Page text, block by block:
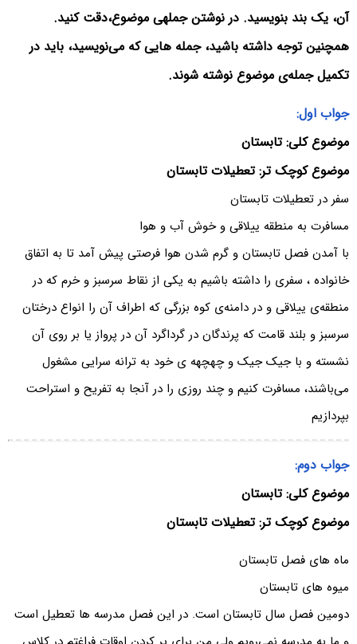
آن، یک بند بنویسید. در نوشتن جملهی موضوع،دقت کنید.
همچنین توجه داشته باشید، جمله هایی که می‌نویسید، باید در
تکمیل جمله‌ی موضوع نوشته شوند.
جواب اول:
موضوع کلی: تابستان
موضوع کوچک تر: تعطیلات تابستان
سفر در تعطیلات تابستان
مسافرت به منطقه ییلاقی و خوش آب و هوا
با آمدن فصل تابستان و گرم شدن هوا فرصتی پیش آمد تا به اتفاق
خانواده ، سفری را داشته باشیم به یکی از نقاط سرسبز و خرم که در
منطقه‌ی ییلاقی و در دامنه‌ی کوه بزرگی که اطراف آن را انواع درختان
سرسبز و بلند قامت که پرندگان در گرداگرد آن در پرواز یا بر روی آن
نشسته و با جیک جیک و چهچهه ی خود به ترانه سرایی مشغول
می‌باشند، مسافرت کنیم و چند روزی را در آنجا به تفریح و استراحت
بپردازیم
جواب دوم:
موضوع کلی: تابستان
موضوع کوچک تر: تعطیلات تابستان
ماه های فصل تابستان
میوه های تابستان
دومین فصل سال تابستان است. در این فصل مدرسه ها تعطیل است